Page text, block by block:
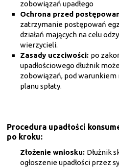
zobowiązań upadłego
Ochrona przed
zatrzymanie postępowań
działań mających na celu
wierzycieli.
Zasady uczciwości: po
upadłościowego dłużnik
zobowiązań, pod
planu spłaty.
Procedura upadłości
po kroku:
Złożenie wniosku: Dłużnik
ogłoszenie upadłości przez